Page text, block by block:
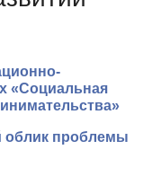
«Социальная
облик проблемы